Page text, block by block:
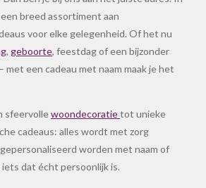
breed assortiment aan
voor elke gelegenheid. Of het nu
, geboorte, feestdag of een bijzonder
een cadeau met naam maak je het
sfeervollewoondecoratietot unieke
cadeaus: alles wordt met zorg
worden met naam of
dat écht persoonlijk is.